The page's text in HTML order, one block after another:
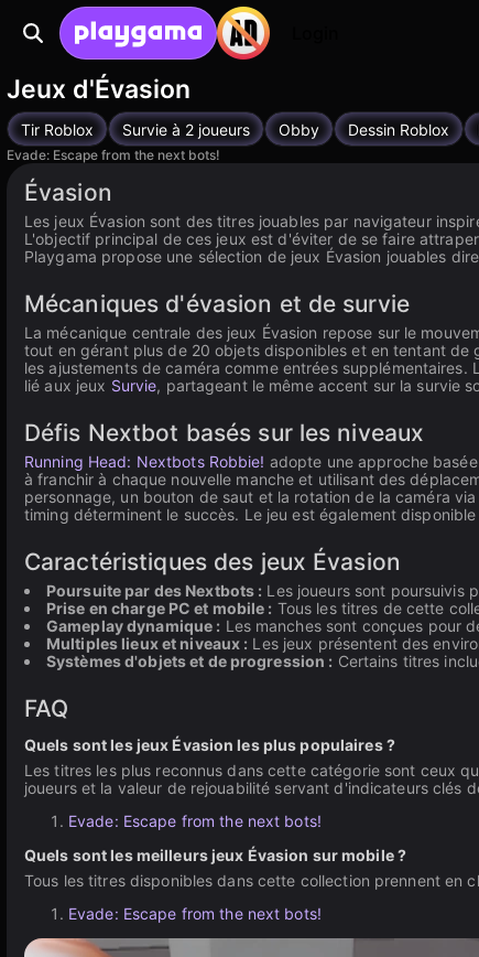
Jeux d'Évasion
Tir Roblox Survie à 2 joueurs Obby Dessin Roblox
Evade: Escape from the next bots!
Évasion
Les jeux Évasion sont des titres jouables par navigateur
L'objectif principal de ces jeux est d'éviter de se faire
Playgama propose une sélection de jeux Évasion jouables
Mécaniques d'évasion et de survie
La mécanique centrale des jeux Évasion repose sur le
tout en gérant plus de 20 objets disponibles et en tentant de
les ajustements de caméra comme entrées
lié aux jeux Survie, partageant le même accent sur la survie
Défis Nextbot basés sur les niveaux
Running Head: Nextbots Robbie! adopte une approche
à franchir à chaque nouvelle manche et utilisant des
personnage, un bouton de saut et la rotation de la caméra
timing déterminent le succès. Le jeu est également
Caractéristiques des jeux Évasion
Poursuite par des Nextbots : Les joueurs sont poursuivis
Prise en charge PC et mobile : Tous les titres de cette
Gameplay dynamique : Les manches sont conçues pour
Multiples lieux et niveaux : Les jeux présentent des
Systèmes d'objets et de progression : Certains titres
FAQ
Quels sont les jeux Évasion les plus populaires ?
Les titres les plus reconnus dans cette catégorie sont ceux
joueurs et la valeur de rejouabilité servant d'indicateurs clés
Evade: Escape from the next bots!
Quels sont les meilleurs jeux Évasion sur mobile ?
Tous les titres disponibles dans cette collection prennent en
Evade: Escape from the next bots!